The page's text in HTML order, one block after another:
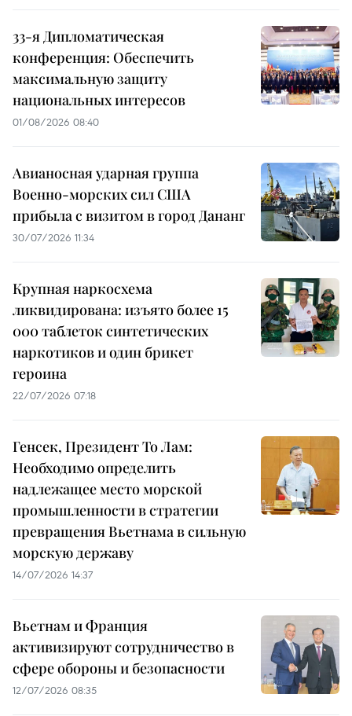
33-я Дипломатическая
конференция: Обеспечить
максимальную защиту
национальных интересов
01/08/2026 08:40
Авианосная ударная группа
Военно-морских сил США
прибыла с визитом в город Дананг
30/07/2026 11:34
Крупная наркосхема
ликвидирована: изъято более 15
000 таблеток синтетических
наркотиков и один брикет
героина
22/07/2026 07:18
Генсек, Президент То Лам:
Необходимо определить
надлежащее место морской
промышленности в стратегии
превращения Вьетнама в сильную
морскую державу
14/07/2026 14:37
Вьетнам и Франция
активизируют сотрудничество в
сфере обороны и безопасности
12/07/2026 08:35